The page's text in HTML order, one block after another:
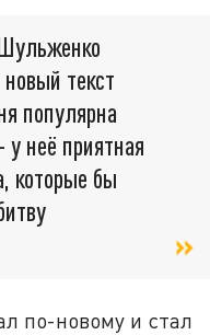
текст
популярна
неё приятная
которые бы
по-новому и стал